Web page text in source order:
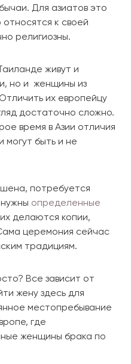
Для азиатов это
к своей
религиозны.
живут и
но и женщины из
их европейцу
достаточно сложно.
время в Азии отличия
могут быть и не
потребуется
определенные
делаются копии,
церемония сейчас
традициям.
Все зависит от
жену здесь для
местопребывание
где
женщины брака по